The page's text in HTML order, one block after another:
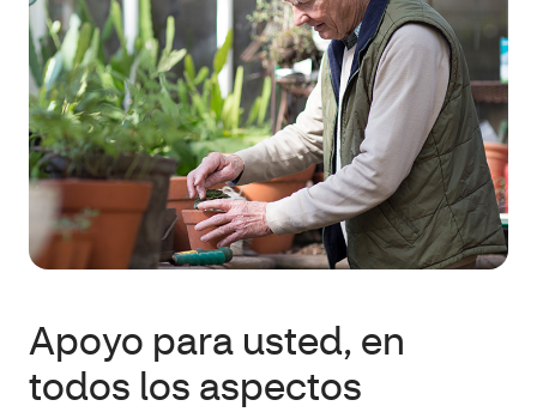
Apoyo para usted, en
todos los aspectos